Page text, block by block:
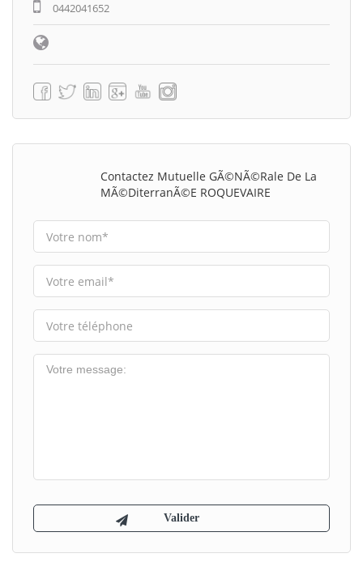
0442041652
Contactez Mutuelle GÃ©nÃ©rale De La
MÃ©diterranÃ©e ROQUEVAIRE